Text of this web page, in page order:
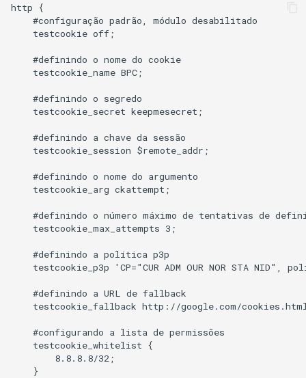
http {
    #configuração padrão, módulo desabilitado
    testcookie off;
    #definindo o nome do cookie
    testcookie_name BPC;
    #definindo o segredo
    testcookie_secret keepmesecret;
    #definindo a chave da sessão
    testcookie_session $remote_addr;
    #definindo o nome do argumento
    testcookie_arg ckattempt;
#definindo o número máximo de tentativas de
    testcookie_max_attempts 3;
    #definindo a política p3p
testcookie_p3p 'CP="CUR ADM OUR NOR STA NID",
    #definindo a URL de fallback
testcookie_fallback http://google.com/
    #configurando a lista de permissões
    testcookie_whitelist {
        8.8.8.8/32;
    }